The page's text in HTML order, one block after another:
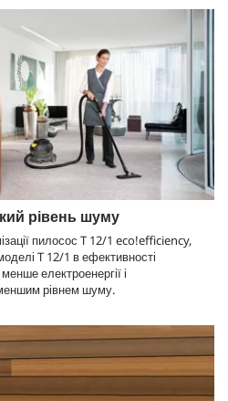
рівень шуму
пилосос T 12/1 eco!efficiency,
T 12/1 в ефективності
електроенергії і
рівнем шуму.